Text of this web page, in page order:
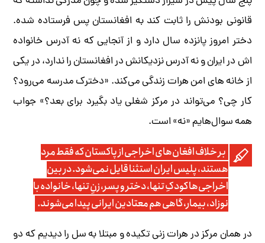
قانونی بودنش را ثابت کند به افغانستان پس فرستاده شده.
دختر امروز پانزده سال دارد و از آنجایی که نه آدرس خانواده
اش در ایران و نه آدرس نزدیکانش در افغانستان را ندارد، در یکی
از خانه های امن هرات زندگی می‌کند. «دخترک مدرسه می‌رود؟
کار چی؟ می‌تواند در مرکز شغلی یاد بگیرد برای بعد؟» جواب
همه سوال‌هایم «نه» است.
بر خلاف افغان‌های اخراجی از پاکستان که فقط مرد
هستند، پلیس ایران استثنا قایل نمی‌شود. در بین
اخراجی‌ها کودکِ تنها، دختر و پسر، زنِ تنها، خانواده با
نوزاد، بیمار، گاهی هم معتادین ایرانی پیدا می‌شوند.
در همان مرکز در هرات زنی تکیده و مبتلا به سل را دیدیم که دو